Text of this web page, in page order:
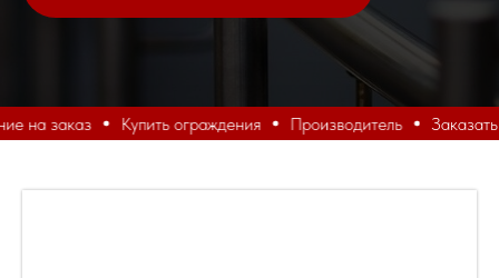
на заказ Купить ограждения Производитель Заказать